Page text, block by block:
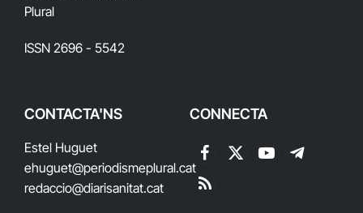
Plural
ISSN 2696 - 5542
CONTACTA'NS
Estel Huguet
ehuguet@periodismeplural.cat
redaccio@diarisanitat.cat
CONNECTA
Facebook
X
YouTubeTelegram
RSS